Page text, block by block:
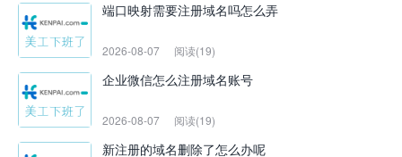
端口映射需要注册域名吗怎么弄
2026-08-07 阅读(19)
企业微信怎么注册域名账号
2026-08-07 阅读(19)
新注册的域名删除了怎么办呢